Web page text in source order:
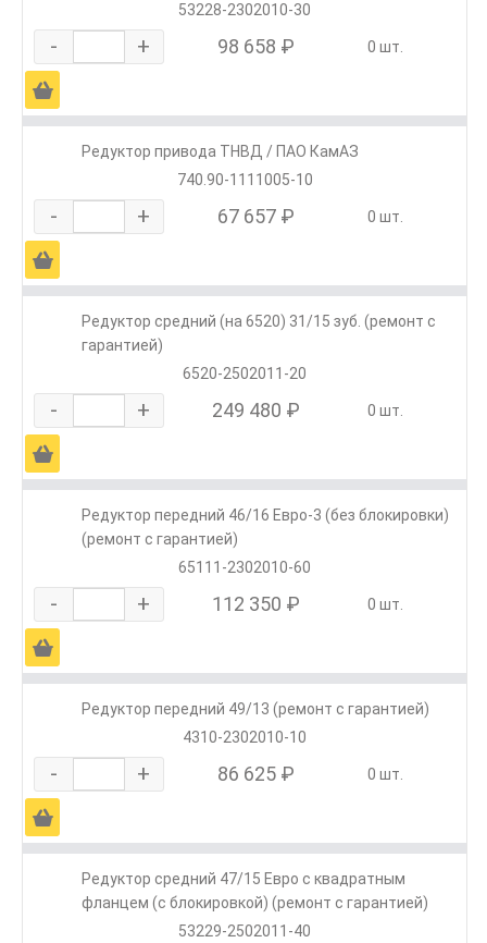
53228-2302010-30
- + 98 658 ₽ 0 шт.
Ä
Редуктор привода ТНВД / ПАО КамАЗ
740.90-1111005-10
- + 67 657 ₽ 0 шт.
Ä
Редуктор средний (на 6520) 31/15 зуб. (ремонт с
гарантией)
6520-2502011-20
- + 249 480 ₽ 0 шт.
Ä
Редуктор передний 46/16 Евро-3 (без блокировки)
(ремонт с гарантией)
65111-2302010-60
- + 112 350 ₽ 0 шт.
Ä
Редуктор передний 49/13 (ремонт с гарантией)
4310-2302010-10
- + 86 625 ₽ 0 шт.
Ä
Редуктор средний 47/15 Евро с квадратным
фланцем (с блокировкой) (ремонт с гарантией)
53229-2502011-40